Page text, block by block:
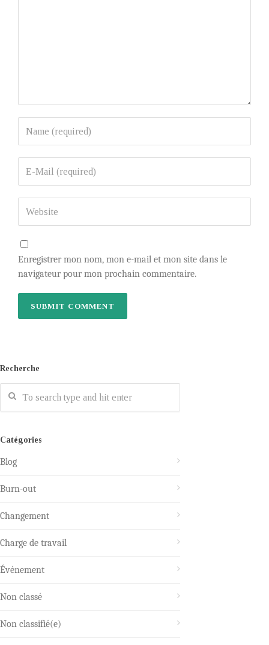
Enregistrer mon nom, mon e-mail et mon site dans le
navigateur pour mon prochain commentaire.
Recherche
Catégories
Blog
Burn-out
Changement
Charge de travail
Événement
Non classé
Non classifié(e)